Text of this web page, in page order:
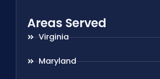
Areas Served
Virginia
Maryland